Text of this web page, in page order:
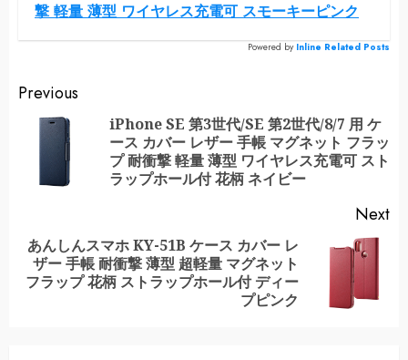
撃 軽量 薄型 ワイヤレス充電可 スモーキーピンク
Powered by Inline Related Posts
Continue
Reading
Previous
iPhone SE 第3世代/SE 第2世代/8/7 用 ケ
ース カバー レザー 手帳 マグネット フラッ
プ 耐衝撃 軽量 薄型 ワイヤレス充電可 スト
ラップホール付 花柄 ネイビー
Next
Next
post:
あんしんスマホ KY-51B ケース カバー レ
ザー 手帳 耐衝撃 薄型 超軽量 マグネット
フラップ 花柄 ストラップホール付 ディー
プピンク